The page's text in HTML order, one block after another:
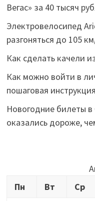
Вегас» за 40 тысяч
Электровелосипед
разгоняться до 105
Как сделать качели
Как можно войти в
пошаговая инструкция
Новогодние билеты
оказались дороже,
Пн
Вт Ср